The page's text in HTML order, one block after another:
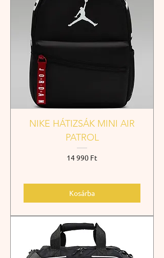
NIKE HÁTIZSÁK MINI AIR
PATROL
Ár
14 990 Ft
Kosárba